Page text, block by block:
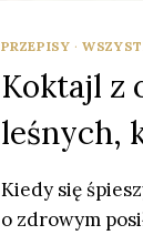
PRZEPISY ·
Koktajl z
leśnych,
Kiedy się
o zdrowym